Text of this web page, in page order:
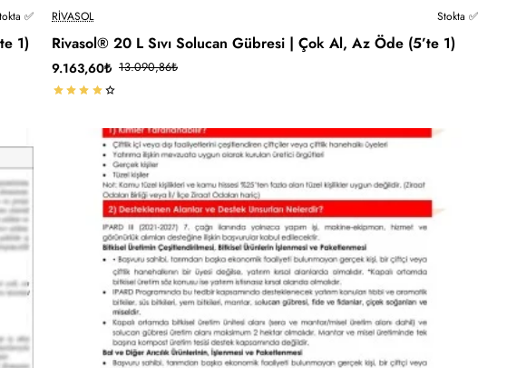
✅
1)
Kargo Ücretsiz
-30%
RIVASOL Stokta ✅
Rivasol® 20 L Sıvı Solucan Gübresi | Çok Al, Az Öde (5’te 1)
9.163,60₺ 13.090,86₺